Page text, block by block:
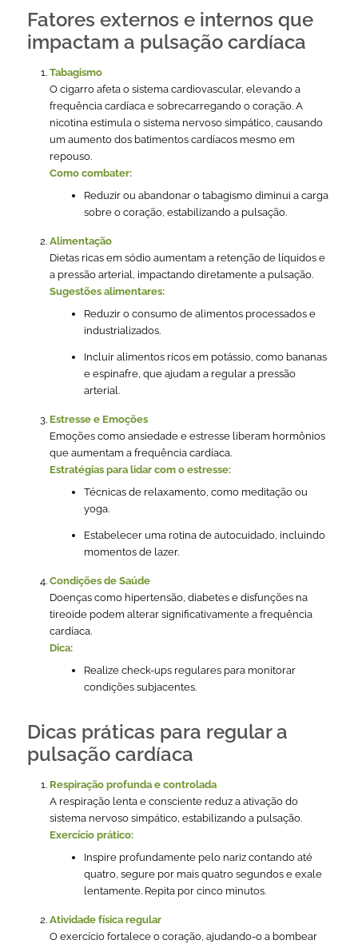
Fatores externos e internos que
impactam a pulsação cardíaca
Tabagismo
O cigarro afeta o sistema cardiovascular, elevando a
frequência cardíaca e sobrecarregando o coração. A
nicotina estimula o sistema nervoso simpático, causando
um aumento dos batimentos cardíacos mesmo em
repouso.
Como combater:
Reduzir ou abandonar o tabagismo diminui a carga
sobre o coração, estabilizando a pulsação.
Alimentação
Dietas ricas em sódio aumentam a retenção de líquidos e
a pressão arterial, impactando diretamente a pulsação.
Sugestões alimentares:
Reduzir o consumo de alimentos processados e
industrializados.
Incluir alimentos ricos em potássio, como bananas
e espinafre, que ajudam a regular a pressão
arterial.
Estresse e Emoções
Emoções como ansiedade e estresse liberam hormônios
que aumentam a frequência cardíaca.
Estratégias para lidar com o estresse:
Técnicas de relaxamento, como meditação ou
yoga.
Estabelecer uma rotina de autocuidado, incluindo
momentos de lazer.
Condições de Saúde
Doenças como hipertensão, diabetes e disfunções na
tireoide podem alterar significativamente a frequência
cardíaca.
Dica:
Realize check-ups regulares para monitorar
condições subjacentes.
Dicas práticas para regular a
pulsação cardíaca
Respiração profunda e controlada
A respiração lenta e consciente reduz a ativação do
sistema nervoso simpático, estabilizando a pulsação.
Exercício prático:
Inspire profundamente pelo nariz contando até
quatro, segure por mais quatro segundos e exale
lentamente. Repita por cinco minutos.
Atividade física regular
O exercício fortalece o coração, ajudando-o a bombear